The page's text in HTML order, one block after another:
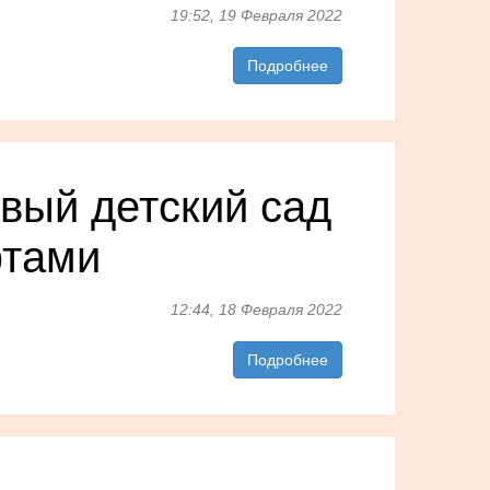
19:52, 19 Февраля 2022
Подробнее
детский сад
12:44, 18 Февраля 2022
Подробнее